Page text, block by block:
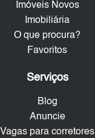
Imóveis Novos
Imobiliária
O que procura?
Favoritos
Serviços
Blog
Anuncie
Vagas para corretores